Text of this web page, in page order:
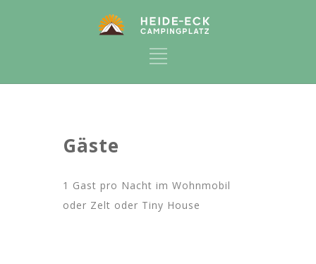
Gäste
1 Gast pro Nacht im Wohnmobil
oder Zelt oder Tiny House